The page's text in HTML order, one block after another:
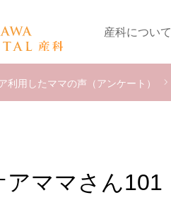
産科について
利用したママの声（アンケート）
アママさん101